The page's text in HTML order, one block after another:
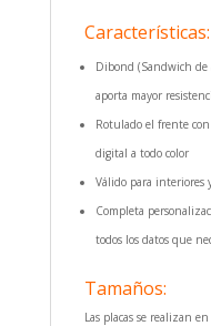
Características:
Dibond (Sandwich
aporta mayor
Rotulado el frente
digital a todo color
Válido para interiores
Completa
todos los datos que
Tamaños:
Las placas se realizan